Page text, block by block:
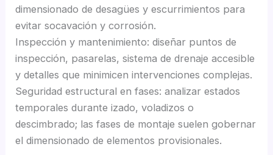
dimensionado de desagües y escurrimientos para
evitar socavación y corrosión.
Inspección y mantenimiento: diseñar puntos de
inspección, pasarelas, sistema de drenaje accesible
y detalles que minimicen intervenciones complejas.
Seguridad estructural en fases: analizar estados
temporales durante izado, voladizos o
descimbrado; las fases de montaje suelen gobernar
el dimensionado de elementos provisionales.